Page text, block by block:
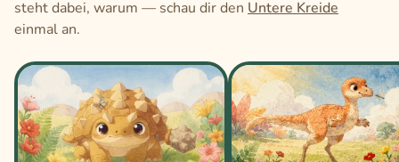
steht dabei, warum — schau dir den Untere Kreide
einmal an.